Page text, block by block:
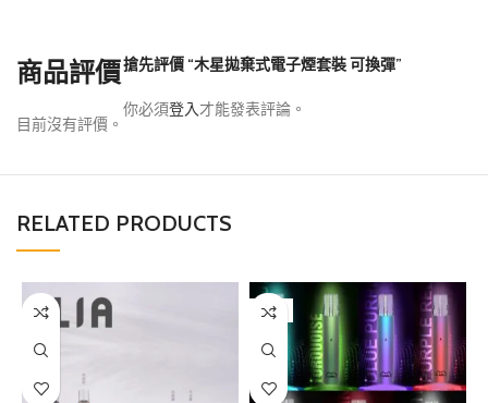
商品評價
目前沒有評價。
搶先評價 “木星拋棄式電子煙套裝 可換彈”
你必須登入才能發表評論。
RELATED PRODUCTS
售罄